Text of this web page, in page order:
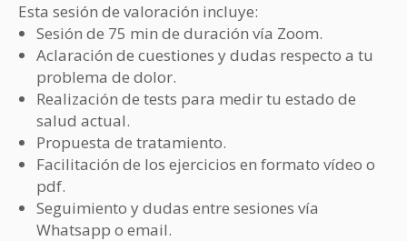
Esta sesión de valoración incluye:
Sesión de 75 min de duración vía Zoom.
Aclaración de cuestiones y dudas respecto a tu
problema de dolor.
Realización de tests para medir tu estado de
salud actual.
Propuesta de tratamiento.
Facilitación de los ejercicios en formato vídeo o
pdf.
Seguimiento y dudas entre sesiones vía
Whatsapp o email.